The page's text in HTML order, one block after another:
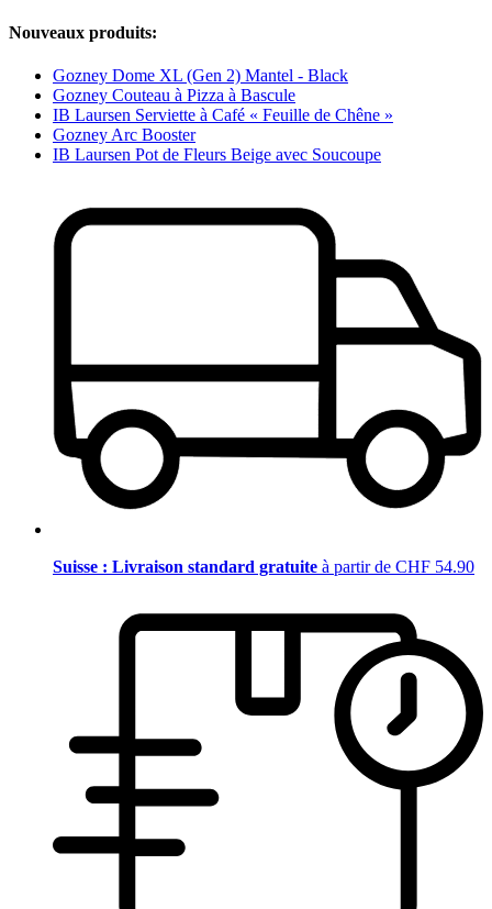
Nouveaux produits:
Gozney Dome XL (Gen 2) Mantel - Black
Gozney Couteau à Pizza à Bascule
IB Laursen Serviette à Café « Feuille de Chêne »
Gozney Arc Booster
IB Laursen Pot de Fleurs Beige avec Soucoupe
Suisse : Livraison standard gratuite à partir de CHF 54.90